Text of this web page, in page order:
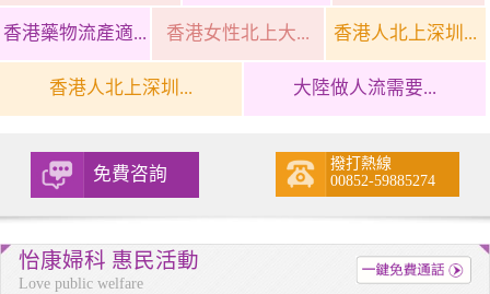
香港藥物流產適... 香港女性北上大... 香港人北上深圳...
香港人北上深圳... 大陸做人流需要...
免費咨詢
撥打熱線
00852-59885274
怡康婦科 惠民活動
Love public welfare